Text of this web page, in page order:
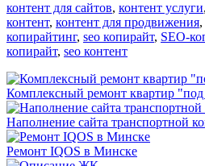
контент для сайтов, контент услуги,
контент, контент для продвижения,
копирайтинг, seo копирайт, SEO-
копирайт, seo контент
Комплексный ремонт квартир
Наполнение сайта транспортной
Ремонт IQOS в Минске